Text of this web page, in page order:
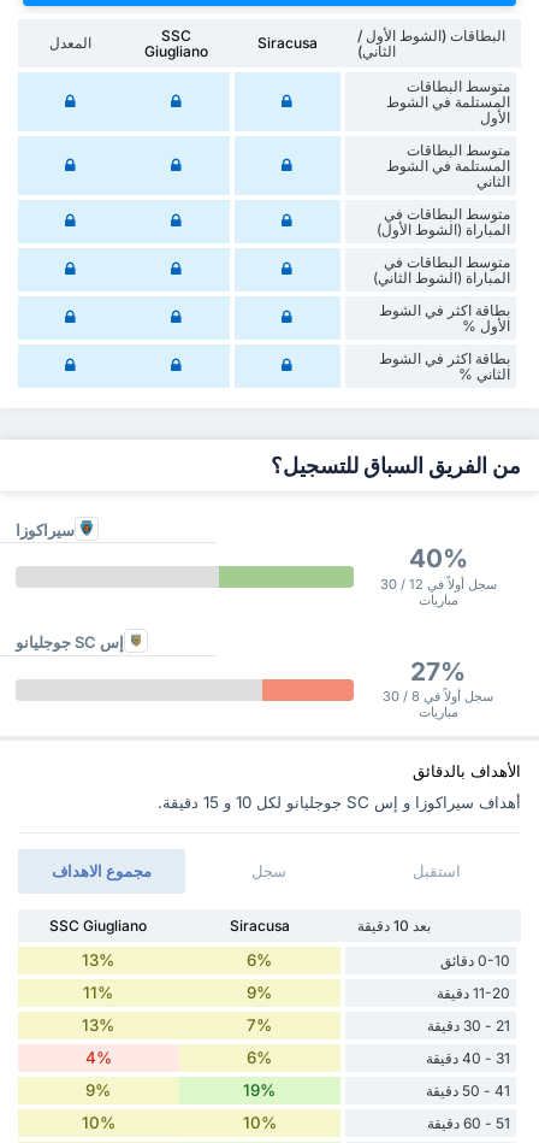
البطاقات (الشوط الأول /
الثاني)
Siracusa
SSC
Giugliano
المعدل
متوسط البطاقات
المستلمة في الشوط
الأول
متوسط البطاقات
المستلمة في الشوط
الثاني
متوسط البطاقات في
المباراة (الشوط الأول)
متوسط البطاقات في
المباراة (الشوط الثاني)
‏بطاقة اكثر في الشوط
الأول %
‏بطاقة اكثر في الشوط
‏الثاني %
من الفريق السباق للتسجيل؟
سيراكوزا
40%
سجل أولاً في 12 / 30
مباريات
إس SC جوجليانو
27%
سجل أولاً في 8 / 30
مباريات
الأهداف بالدقائق
أهداف سيراكوزا و إس SC جوجليانو ‏لكل 10 و 15 دقيقة.
مجموع الاهداف سجل استقبل
بعد 10 دقيقة Siracusa
SSC Giugliano
0-10 دقائق
6%
13%
11-20 دقيقة 9%
11%
21 - 30 دقيقة 7%
13%
31 - 40 دقيقة 6%
4%
41 - 50 دقيقة 19%
9%
51 - 60 دقيقة 10%
10%